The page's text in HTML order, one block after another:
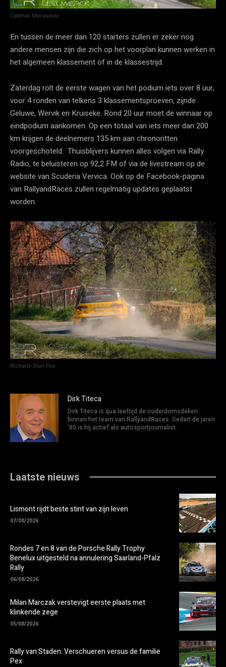
Cedriek Merlevede
En tussen de meer dan 120 starters zullen er zeker nog
andere mensen zijn die zich op het voorplan kunnen werken in
het algemeen klassement of in de klassestrijd.
Zaterdag rolt de eerste wagen van het podium iets over 8 uur,
voor 4 ronden van telkens 3 klassementsproeven, zijnde
Geluwe, Wervik en Kruiseke. Rond 20 uur moet de winnaar op
eindpodium aankomen. Op een totaal van iets meer dan 200
km krijgen de deelnemers 135 km aan chronoritten
voorgeschoteld. Thuisblijvers kunnen alles volgen via Rally
Radio, te beluisteren op 92,2 FM of via de livestream op de
website van Scuderia Vervica. Ook op de Facebook-pagina
van RallyandRaces zullen regelmatig updates geplaatst
worden.
Richard-Stan Pex
Dirk Titeca
Dirk Titeca is qua leeftijd de ouderdomsdeken
binnen het team van RallyandRaces. Sedert de jaren
'80 is hij actief als autosportjournalist.
Laatste nieuws
Lismont rijdt beste stint van zijn leven
07/08/2026
Rondes 7 en 8 van de Porsche Rally Trophy
Benelux uitgesteld na annulering Saarland-Pfalz
Rally
06/08/2026
Milan Marczak verstevigt eerste plaats met
klinkende zege
05/08/2026
Rally van Staden: Verschueren versus de familie
Pex